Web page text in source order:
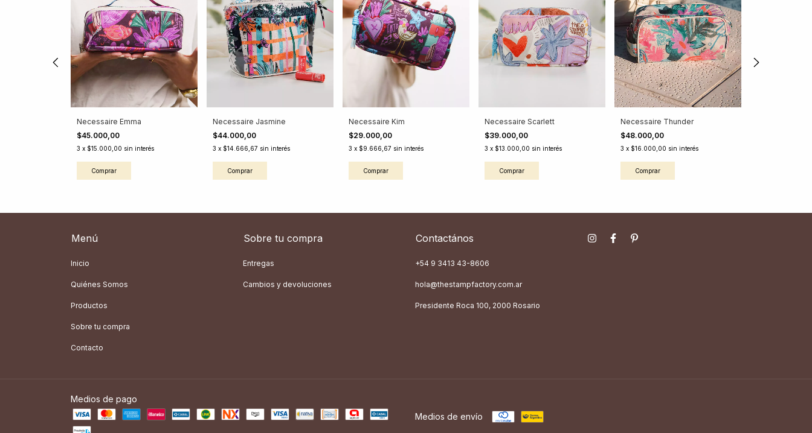
Necessaire Emma
$45.000,00
3 x $15.000,00 sin interés
Comprar
Necessaire Jasmine
$44.000,00
3 x $14.666,67 sin interés
Comprar
Necessaire Kim
$29.000,00
3 x $9.666,67 sin interés
Comprar
Necessaire Scarlett
$39.000,00
3 x $13.000,00 sin interés
Comprar
Necessaire Thunder
$48.000,00
3 x $16.000,00 sin interés
Comprar
Menú
Inicio
Quiénes Somos
Productos
Sobre tu compra
Contacto
Sobre tu compra
Entregas
Cambios y devoluciones
Contactános
+54 9 3413 43-8606
hola@thestampfactory.com.ar
Presidente Roca 100, 2000 Rosario
Medios de pago
Medios de envío